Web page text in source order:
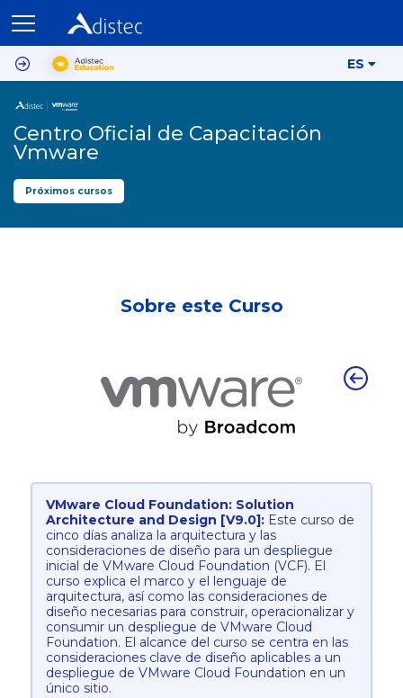
ES
Centro Oficial de Capacitación
Vmware
Próximos cursos
Sobre este Curso
VMware Cloud Foundation: Solution
Architecture and Design [V9.0]: Este curso de
cinco días analiza la arquitectura y las
consideraciones de diseño para un despliegue
inicial de VMware Cloud Foundation (VCF). El
curso explica el marco y el lenguaje de
arquitectura, así como las consideraciones de
diseño necesarias para construir, operacionalizar y
consumir un despliegue de VMware Cloud
Foundation. El alcance del curso se centra en las
consideraciones clave de diseño aplicables a un
despliegue de VMware Cloud Foundation en un
único sitio.